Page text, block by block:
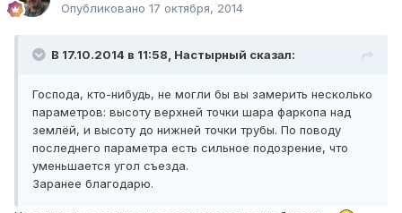
Опубликовано 17 октября, 2014
В 17.10.2014 в 11:58, Настырный сказал:
Господа, кто-нибудь, не могли бы вы замерить несколько
параметров: высоту верхней точки шара фаркопа над
землёй, и высоту до нижней точки трубы. По поводу
последнего параметра есть сильное подозрение, что
уменьшается угол съезда.
Заранее благодарю.